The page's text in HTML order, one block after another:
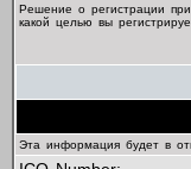
Решение о регистрации
какой целью вы
Эта информация будет в